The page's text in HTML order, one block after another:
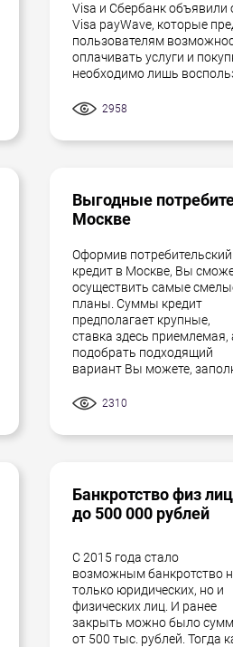
Visa и Сбербанк объявили
Visa payWave, которые
пользователям
оплачивать услуги и
необходимо лишь
2958
Выгодные
Москве
Оформив потребительский
кредит в Москве, Вы
осуществить самые
планы. Суммы кредит
предполагает крупные,
ставка здесь приемлемая,
подобрать подходящий
вариант Вы можете,
2310
Банкротство физ
до 500 000 рублей
С 2015 года стало
возможным банкротство
только юридических, но и
физических лиц. И ранее
закрыть можно было
от 500 тыс. рублей. Тогда